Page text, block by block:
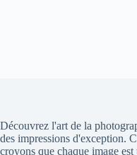
Découvrez l'art de la
des impressions d'exception.
croyons que chaque image